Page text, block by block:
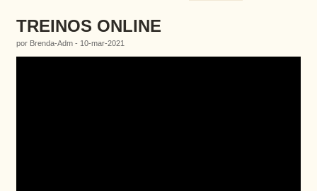
TREINOS ONLINE
por Brenda-Adm - 10-mar-2021